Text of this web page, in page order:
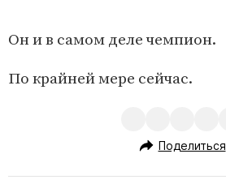
Он и в самом деле чемпион.
По крайней мере сейчас.
Поделиться